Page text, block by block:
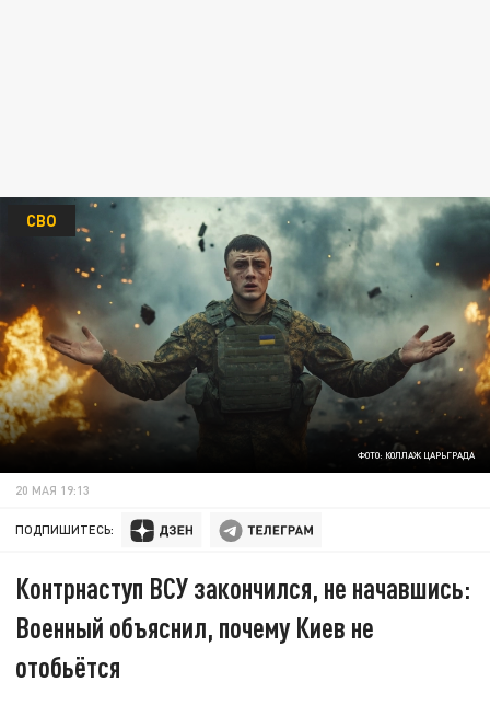
ФОТО: КОЛЛАЖ ЦАРЬГРАДА
СВО
20 МАЯ 19:13
ПОДПИШИТЕСЬ:
Контрнаступ ВСУ закончился, не начавшись:
Военный объяснил, почему Киев не
отобьётся